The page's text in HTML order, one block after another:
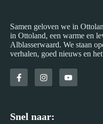
Samen geloven we in
in Ottoland, een warme en
Alblasserwaard. We staan
verhalen, goed nieuws en
Snel naar: